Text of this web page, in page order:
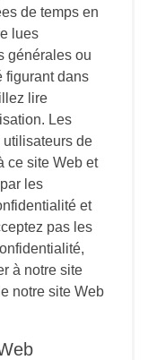
de temps en
lues
générales ou
figurant dans
lire
Les
de
ce site Web et
les
et
pas les
à notre site
notre site Web